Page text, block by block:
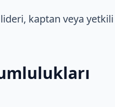
lideri, kaptan veya